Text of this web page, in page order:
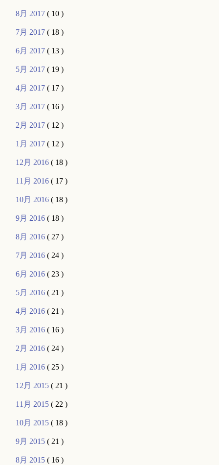
8月 2017( 10 )
7月 2017( 18 )
6月 2017( 13 )
5月 2017( 19 )
4月 2017( 17 )
3月 2017( 16 )
2月 2017( 12 )
1月 2017( 12 )
12月 2016( 18 )
11月 2016( 17 )
10月 2016( 18 )
9月 2016( 18 )
8月 2016( 27 )
7月 2016( 24 )
6月 2016( 23 )
5月 2016( 21 )
4月 2016( 21 )
3月 2016( 16 )
2月 2016( 24 )
1月 2016( 25 )
12月 2015( 21 )
11月 2015( 22 )
10月 2015( 18 )
9月 2015( 21 )
8月 2015( 16 )